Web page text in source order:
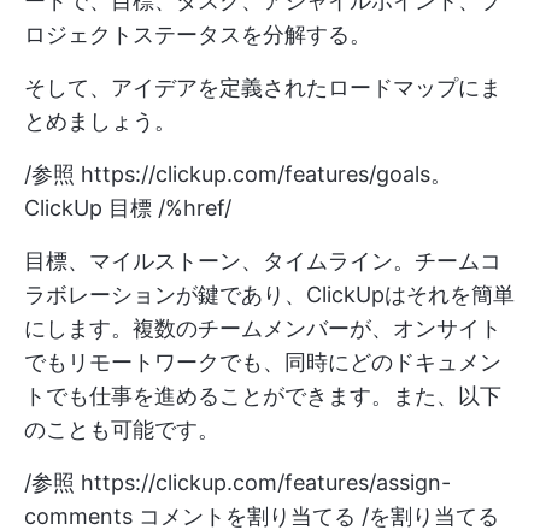
ロジェクトステータスを分解する。
そして、アイデアを定義されたロードマップにま
とめましょう。
/参照 https://clickup.com/features/goals。
ClickUp 目標 /%href/
目標、マイルストーン、タイムライン。チームコ
ラボレーションが鍵であり、ClickUpはそれを簡単
にします。複数のチームメンバーが、オンサイト
でもリモートワークでも、同時にどのドキュメン
トでも仕事を進めることができます。また、以下
のことも可能です。
/参照 https://clickup.com/features/assign-
comments コメントを割り当てる /を割り当てる